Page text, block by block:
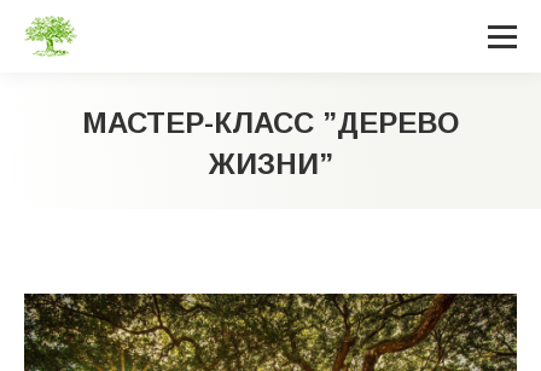
МАСТЕР-КЛАСС ”ДЕРЕВО
ЖИЗНИ”